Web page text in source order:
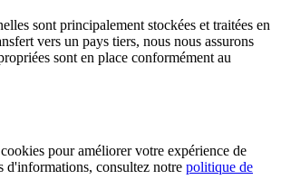
sont principalement stockées et traitées en
vers un pays tiers, nous nous assurons
sont en place conformément au
pour améliorer votre expérience de
d'informations, consultez notre politique de